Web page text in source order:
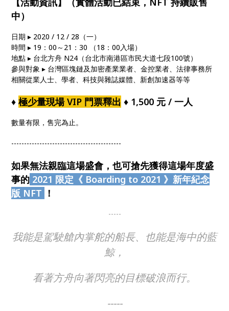
中）
日期 ▸ 2020 / 12 / 28（一）
時間 ▸ 19：00～21：30 （18：00入場）
地點 ▸ 台北方舟 N24（台北市南港區市民大道七段100號）
參與對象 ▸ 台灣區塊鏈及加密產業業者、金控業者、法律事務所
相關從業人士、學者、科技與雜誌媒體、新創加速器等等
♦極少量現場 VIP 門票釋出 ♦ 1,500 元 / 一人
數量有限，售完為止。
-------------------------------------------
如果無法親臨這場盛會，也可搶先獲得這場年度盛
事的 2021 限定《 Boarding to 2021 》新年紀念
版 NFT ！
-----
我能是駕駛艙內掌舵的船長、也能是海中的藍
鯨，
看著方舟向著閃亮的目標破浪而行。
-----